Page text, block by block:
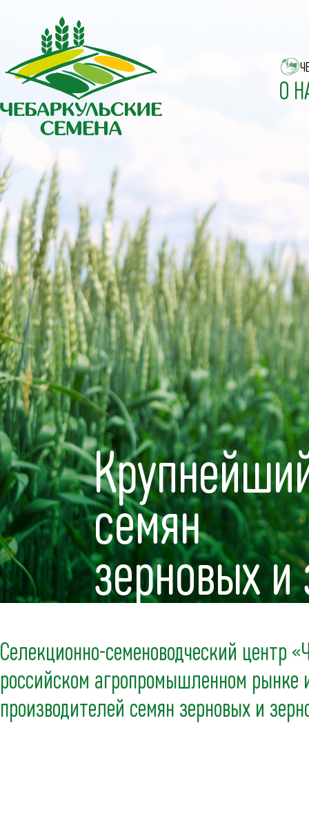
О
семян
зерновых и
Селекционно-семеноводческий центр
российском агропромышленном рынке
производителей семян зерновых и